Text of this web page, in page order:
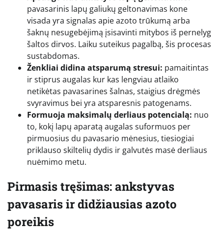
pavasarinis lapų galiukų geltonavimas kone
visada yra signalas apie azoto trūkumą arba
šaknų nesugebėjimą įsisavinti mitybos iš pernelyg
šaltos dirvos. Laiku suteikus pagalbą, šis procesas
sustabdomas.
Ženkliai didina atsparumą stresui: pamaitintas
ir stiprus augalas kur kas lengviau atlaiko
netikėtas pavasarines šalnas, staigius drėgmės
svyravimus bei yra atsparesnis patogenams.
Formuoja maksimalų derliaus potencialą: nuo
to, kokį lapų aparatą augalas suformuos per
pirmuosius du pavasario mėnesius, tiesiogiai
priklauso skiltelių dydis ir galvutės masė derliaus
nuėmimo metu.
Pirmasis tręšimas: ankstyvas
pavasaris ir didžiausias azoto
poreikis